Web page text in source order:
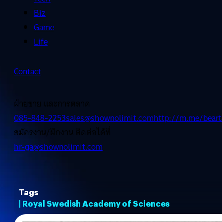
Biz
Game
Life
Contact
ฝ่ายขาย และการตลาด
085-848-2253sales@shownolimit.comhttp://m.me/
สมัครงาน/ฝึกงาน ติดต่อได้ที่
hr-ga@shownolimit.com
Tags
| Royal Swedish Academy of Sciences